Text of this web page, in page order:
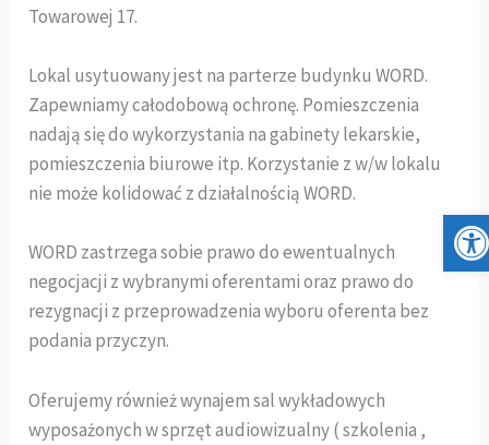
Towarowej 17.
Lokal usytuowany jest na parterze budynku WORD.
Zapewniamy całodobową ochronę. Pomieszczenia
nadają się do wykorzystania na gabinety lekarskie,
pomieszczenia biurowe itp. Korzystanie z w/w lokalu
nie może kolidować z działalnością WORD.
WORD zastrzega sobie prawo do ewentualnych
negocjacji z wybranymi oferentami oraz prawo do
rezygnacji z przeprowadzenia wyboru oferenta bez
podania przyczyn.
Oferujemy również wynajem sal wykładowych
wyposażonych w sprzęt audiowizualny ( szkolenia ,